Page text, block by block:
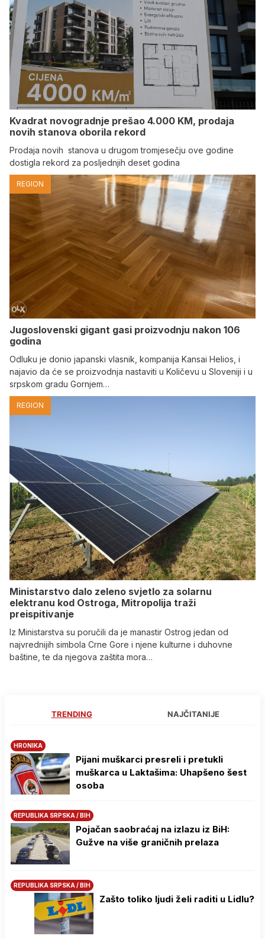
Kvadrat novogradnje prešao 4.000 KM, prodaja
novih stanova oborila rekord
Prodaja novih stanova u drugom tromjesečju ove godine
dostigla rekord za posljednjih deset godina
REGION
Jugoslovenski gigant gasi proizvodnju nakon 106
godina
Odluku je donio japanski vlasnik, kompanija Kansai Helios, i
najavio da će se proizvodnja nastaviti u Količevu u Sloveniji i u
srpskom gradu Gornjem…
REGION
Ministarstvo dalo zeleno svjetlo za solarnu
elektranu kod Ostroga, Mitropolija traži
preispitivanje
Iz Ministarstva su poručili da je manastir Ostrog jedan od
najvrednijih simbola Crne Gore i njene kulturne i duhovne
baštine, te da njegova zaštita mora…
TRENDING NAJČITANIJE
HRONIKA
Pijani muškarci presreli i pretukli
muškarca u Laktašima: Uhapšeno šest
osoba
REPUBLIKA SRPSKA / BIH
Pojačan saobraćaj na izlazu iz BiH:
Gužve na više graničnih prelaza
REPUBLIKA SRPSKA / BIH
Zašto toliko ljudi želi raditi u Lidlu?